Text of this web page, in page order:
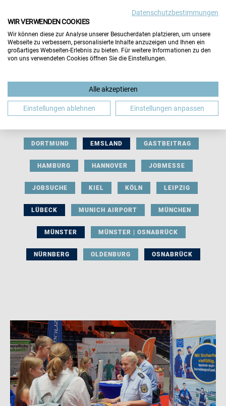
BERUFLICHE ORIENTIERUNG BEWERBUNG
DORTMUND EMSLAND GASTBEITRAG
HAMBURG HANNOVER JOBMESSE
JOBSUCHE KIEL KÖLN LEIPZIG
LÜBECK MUNICH AIRPORT MÜNCHEN
MÜNSTER MÜNSTER | OSNABRÜCK
NÜRNBERG OLDENBURG OSNABRÜCK
Datenschutzbestimmungen
WIR VERWENDEN COOKIES
Wir können diese zur Analyse unserer Besucherdaten platzieren, um unsere
Webseite zu verbessern, personalisierte Inhalte anzuzeigen und Ihnen ein
großartiges Webseiten-Erlebnis zu bieten. Für weitere Informationen zu den
von uns verwendeten Cookies öffnen Sie die Einstellungen.
Alle akzeptieren
Einstellungen ablehnen Einstellungen anpassen